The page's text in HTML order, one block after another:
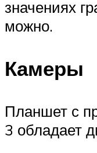
значениях
можно.
Камеры
Планшет с
3 обладает